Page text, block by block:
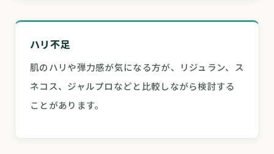
ハリ不足
肌のハリや弾力感が気になる方が、リジュラン、ス
ネコス、ジャルプロなどと比較しながら検討する
ことがあります。